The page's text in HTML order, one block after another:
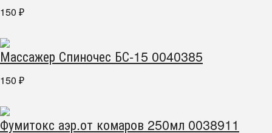
150 ₽
Массажер Спиночес БС-15 0040385
150 ₽
Фумитокс аэр.от комаров 250мл 0038911